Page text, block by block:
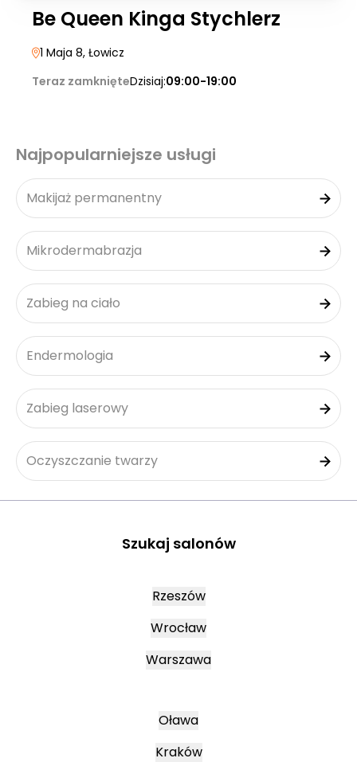
Be Queen Kinga Stychlerz
1 Maja 8, Łowicz
Teraz zamknięteDzisiaj:09:00-19:00
Najpopularniejsze usługi
Makijaż permanentny
Mikrodermabrazja
Zabieg na ciało
Endermologia
Zabieg laserowy
Oczyszczanie twarzy
Szukaj salonów
Rzeszów
Wrocław
Warszawa
Oława
Kraków